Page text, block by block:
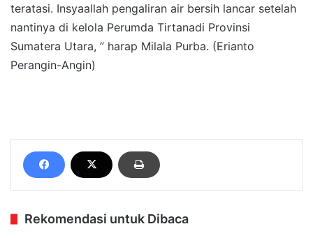
teratasi. Insyaallah pengaliran air bersih lancar setelah
nantinya di kelola Perumda Tirtanadi Provinsi
Sumatera Utara, ” harap Milala Purba. (Erianto
Perangin-Angin)
Rekomendasi untuk Dibaca